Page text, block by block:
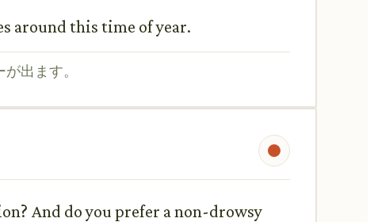
around this time of year.
出ます。
And do you prefer a non-drowsy